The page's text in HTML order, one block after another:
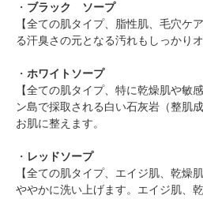
・ ブラック ソープ
【全ての肌タイプ、脂性肌、毛穴ケ
る汗臭さの元となる汚れもしっかり
・ ホワイトソープ
【全ての肌タイプ、特に乾燥肌や敏
ン島で採取される白い石灰岩（整肌
お肌に整えます。
・ レッドソープ
【全ての肌タイプ、エイジ肌、乾燥
ややかに洗い上げます。エイジ肌、